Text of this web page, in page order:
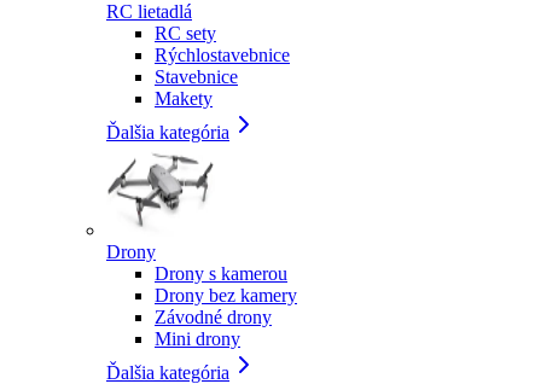
RC lietadlá
RC sety
Rýchlostavebnice
Stavebnice
Makety
Ďalšia kategória
Drony
Drony s kamerou
Drony bez kamery
Závodné drony
Mini drony
Ďalšia kategória